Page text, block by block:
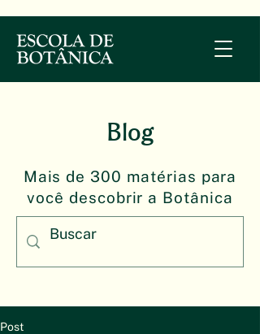
Blog
Mais de 300 matérias para
você descobrir a Botânica
Post